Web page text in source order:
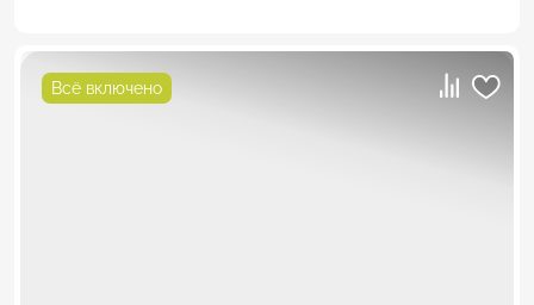
Всё включено